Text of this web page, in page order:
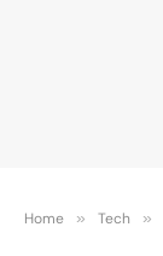
Home » Tech »